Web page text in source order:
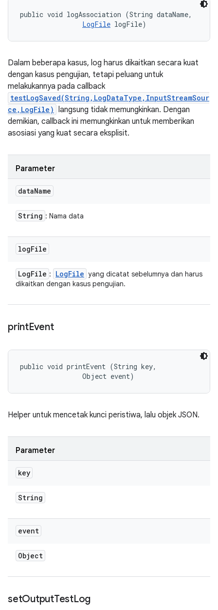
public void logAssociation (String dataName,
LogFile logFile)
Dalam beberapa kasus, log harus dikaitkan secara kuat
dengan kasus pengujian, tetapi peluang untuk
melakukannya pada callback
testLogSaved(String,LogDataType,InputStreamSour
ce,LogFile) langsung tidak memungkinkan. Dengan
demikian, callback ini memungkinkan untuk memberikan
asosiasi yang kuat secara eksplisit.
Parameter
dataName
String : Nama data
logFile
LogFile : LogFile yang dicatat sebelumnya dan harus
dikaitkan dengan kasus pengujian.
printEvent
public void printEvent (String key,
                Object event)
Helper untuk mencetak kunci peristiwa, lalu objek JSON.
Parameter
key
String
event
Object
setOutputTestLog